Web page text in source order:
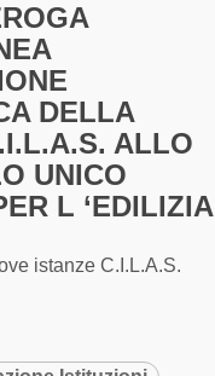
DELLA
ALLO
UNICO
L ‘EDILIZIA
istanze C.I.L.A.S.